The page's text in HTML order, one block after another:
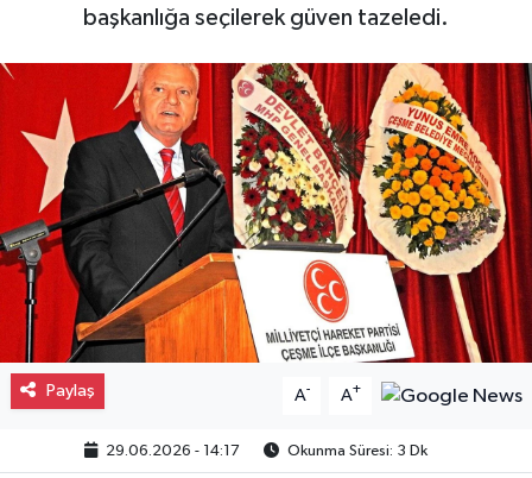
başkanlığa seçilerek güven tazeledi.
Paylaş A- A+
29.06.2026 - 14:17 Okunma Süresi: 3 Dk
Gayrimenkul
Spor
Eğitim